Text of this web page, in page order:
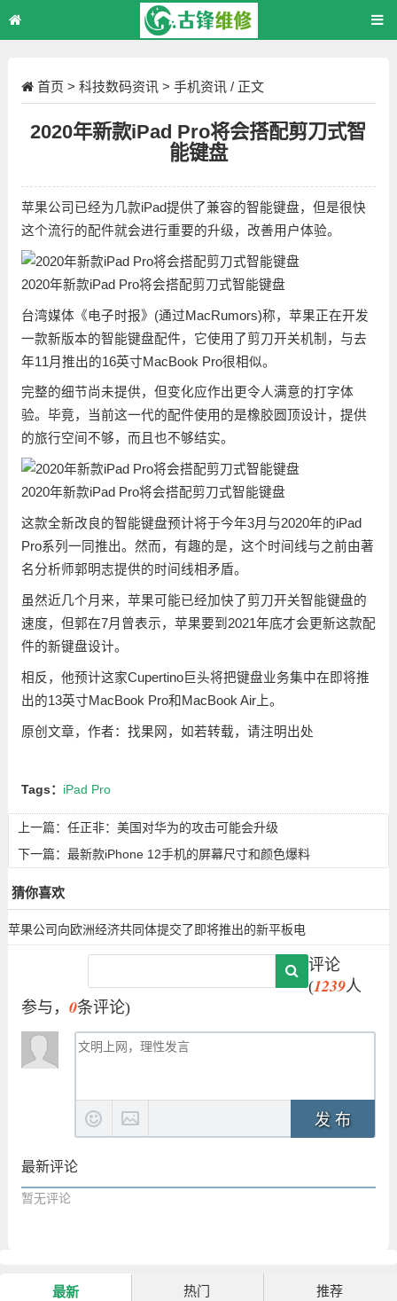
首页 > 科技数码资讯 > 手机资讯 / 正文
2020年新款iPad Pro将会搭配剪刀式智
能键盘
苹果公司已经为几款iPad提供了兼容的智能键盘，但是很快
这个流行的配件就会进行重要的升级，改善用户体验。
2020年新款iPad Pro将会搭配剪刀式智能键盘
台湾媒体《电子时报》(通过MacRumors)称，苹果正在开发
一款新版本的智能键盘配件，它使用了剪刀开关机制，与去
年11月推出的16英寸MacBook Pro很相似。
完整的细节尚未提供，但变化应作出更令人满意的打字体
验。毕竟，当前这一代的配件使用的是橡胶圆顶设计，提供
的旅行空间不够，而且也不够结实。
2020年新款iPad Pro将会搭配剪刀式智能键盘
这款全新改良的智能键盘预计将于今年3月与2020年的iPad
Pro系列一同推出。然而，有趣的是，这个时间线与之前由著
名分析师郭明志提供的时间线相矛盾。
虽然近几个月来，苹果可能已经加快了剪刀开关智能键盘的
速度，但郭在7月曾表示，苹果要到2021年底才会更新这款配
件的新键盘设计。
相反，他预计这家Cupertino巨头将把键盘业务集中在即将推
出的13英寸MacBook Pro和MacBook Air上。
原创文章，作者：找果网，如若转载，请注明出处
Tags： iPad Pro
上一篇： 任正非：美国对华为的攻击可能会升级
下一篇： 最新款iPhone 12手机的屏幕尺寸和颜色爆料
猜你喜欢
苹果公司向欧洲经济共同体提交了即将推出的新平板电
评论
(1239人
参与， 0条评论)
发 布
最新评论
暂无评论
最新 热门 推荐